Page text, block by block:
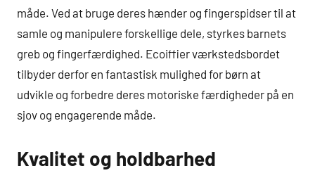
måde. Ved at bruge deres hænder og fingerspidser til at
samle og manipulere forskellige dele, styrkes barnets
greb og fingerfærdighed. Ecoiffier værkstedsbordet
tilbyder derfor en fantastisk mulighed for børn at
udvikle og forbedre deres motoriske færdigheder på en
sjov og engagerende måde.
Kvalitet og holdbarhed